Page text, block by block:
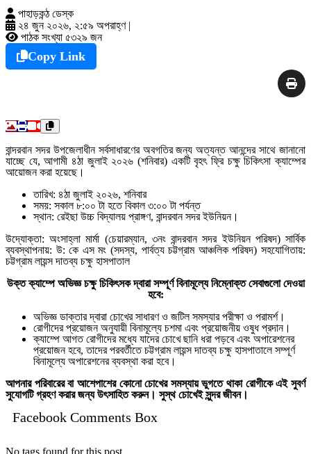
পাহাড়কন্ঠ ডেস্ক
২৪ জুন ২০২৬, ২:৫৯ অপরাহ্ণ |
পাঠক সংখ্যা ৫৩২৯ জন
Copy Link
বান্দরবান সদর উপজেলাধীন সর্বসাধারণের অবগতির জন্য অত্যন্ত আনন্দের সাথে জানানো
যাচ্ছে যে, আগামী ৪ঠা জুলাই ২০২৬ (শনিবার) একটি বৃহৎ ফ্রি চক্ষু চিকিৎসা ক্যাম্পের
আয়োজন করা হয়েছে।
তারিখ: ৪ঠা জুলাই ২০২৬, শনিবার
সময়: সকাল ৮:০০ টা হতে বিকাল ৩:০০ টা পর্যন্ত
স্থান: রেইছা উচ্চ বিদ্যালয় প্রাঙ্গণ, বান্দরবান সদর ইউনিয়ন।
উদ্যোক্তা: অংসাহ্লা মার্মা (চেয়ারম্যান, ৩নং বান্দরবান সদর ইউনিয়ন পরিষদ) সার্বিক
ব্যবস্থাপনায়: উ: কে এস মং (সদস্য, পার্বত্য চট্টগ্রাম আঞ্চলিক পরিষদ) সহযোগিতায়:
চট্টগ্রাম লায়ন্স দাতব্য চক্ষু হাসপাতাল
উক্ত ক্যাম্পে অভিজ্ঞ চক্ষু চিকিৎসক দ্বারা সম্পূর্ণ বিনামূল্যে নিম্নোক্ত সেবাগুলো দেওয়া
হবে:
অভিজ্ঞ ডাক্তার দ্বারা চোখের সাধারণ ও জটিল সমস্যার পরীক্ষা ও পরামর্শ।
রোগীদের প্রয়োজন অনুযায়ী বিনামূল্যে চশমা এবং প্রয়োজনীয় ওষুধ প্রদান।
ক্যাম্পে আগত রোগীদের মধ্যে যাদের চোখে ছানি ধরা পড়বে এবং অপারেশনের
প্রয়োজন হবে, তাদের পরবর্তীতে চট্টগ্রাম লায়ন্স দাতব্য চক্ষু হাসপাতালে সম্পূর্ণ
বিনামূল্যে অপারেশনের ব্যবস্থা করা হবে।
আপনার পরিবারের বা আশেপাশের কোনো চোখের সমস্যায় ভুগতে থাকা রোগীকে এই সুবর্ণ
সুযোগটি গ্রহণ করার জন্য উৎসাহিত করুন। সুস্থ চোখেই সুন্দর জীবন।
Facebook Comments Box